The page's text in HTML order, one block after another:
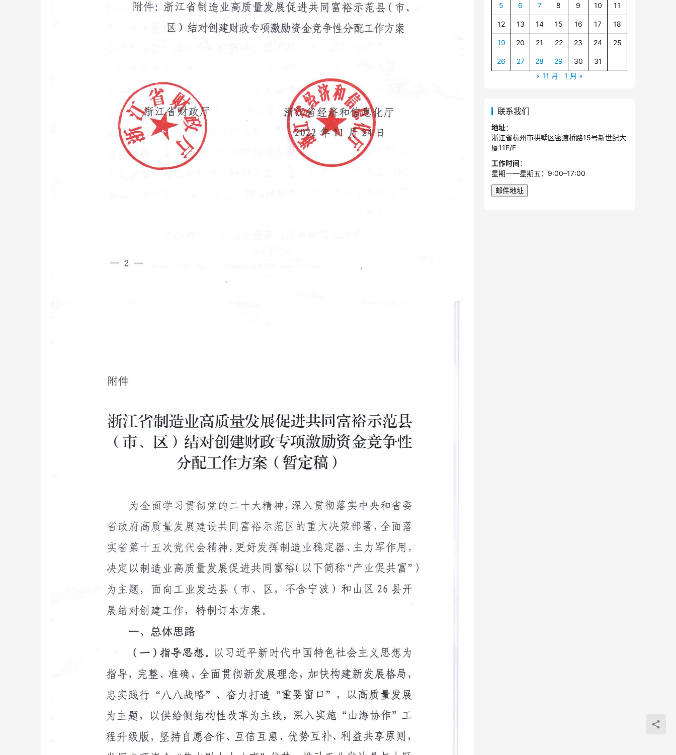
5 6 7 8 9 10 11
12 13 14 15 16 17 18
19 20 21 22 23 24 25
26 27 28 29 30
31
« 11 月
1 月 »
联系我们
地址：
浙江省杭州市拱墅区密渡桥路15号新世纪大
厦11E/F
工作时间：
星期一—星期五：9:00–17:00